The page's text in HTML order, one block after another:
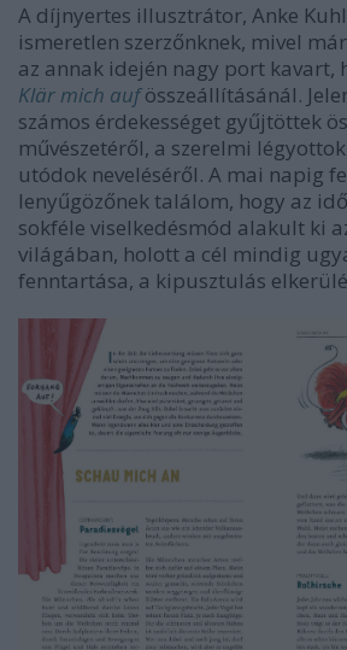
A díjnyertes illusztrátor, Anke
ismeretlen szerzőnknek, mivel
az annak idején nagy port kavart,
Klär mich aufösszeállításánál.
számos érdekességet gyűjtöttek
művészetéről, a szerelmi
utódok neveléséről. A mai napig
lenyűgözőnek találom, hogy az
sokféle viselkedésmód alakult ki
világában, holott a cél mindig
fenntartása, a kipusztulás